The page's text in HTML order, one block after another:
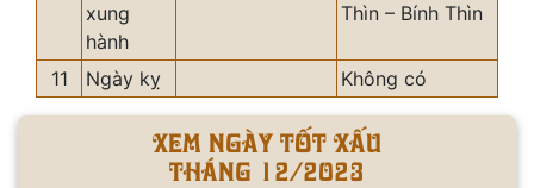
xung
hành
Thìn – Bính Thìn
11 Ngày kỵ Không có
Xem ngày tốt xấu
tháng 12/2023